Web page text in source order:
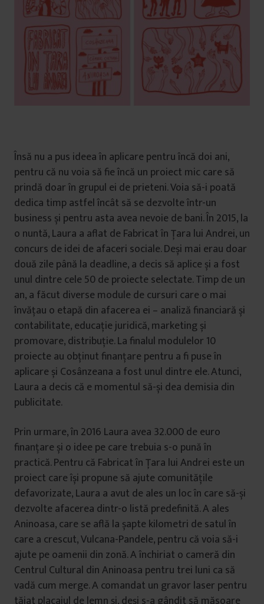
Însă nu a pus ideea în aplicare pentru încă doi ani,
pentru că nu voia să fie încă un proiect mic care să
prindă doar în grupul ei de prieteni. Voia să-i poată
dedica timp astfel încât să se dezvolte într-un
business și pentru asta avea nevoie de bani. În 2015, la
o nuntă, Laura a aflat de Fabricat în Țara lui Andrei, un
concurs de idei de afaceri sociale. Deși mai erau doar
două zile până la deadline, a decis să aplice și a fost
unul dintre cele 50 de proiecte selectate. Timp de un
an, a făcut diverse module de cursuri care o mai
învățau o etapă din afacerea ei – analiză financiară și
contabilitate, educație juridică, marketing și
promovare, distribuție. La finalul modulelor 10
proiecte au obținut finanțare pentru a fi puse în
aplicare și Cosânzeana a fost unul dintre ele. Atunci,
Laura a decis că e momentul să-și dea demisia din
publicitate.
Prin urmare, în 2016 Laura avea 32.000 de euro
finanțare și o idee pe care trebuia s-o pună în
practică. Pentru că Fabricat în Țara lui Andrei este un
proiect care își propune să ajute comunitățile
defavorizate, Laura a avut de ales un loc în care să-și
dezvolte afacerea dintr-o listă predefinită. A ales
Aninoasa, care se află la șapte kilometri de satul în
care a crescut, Vulcana-Pandele, pentru că voia să-i
ajute pe oamenii din zonă. A închiriat o cameră din
Centrul Cultural din Aninoasa pentru trei luni ca să
vadă cum merge. A comandat un gravor laser pentru